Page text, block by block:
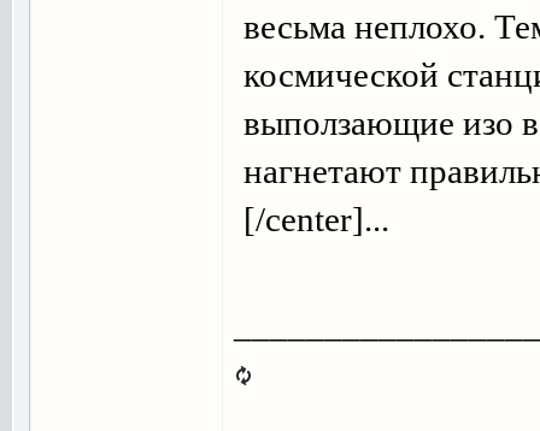
весьма неплохо.
космической
выползающие изо
нагнетают
[/center]...